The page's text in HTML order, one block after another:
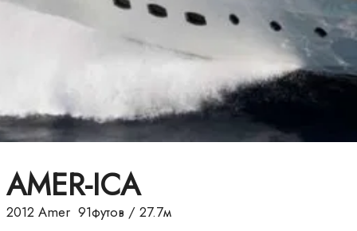
AMER-ICA
2012 Amer 91футов / 27.7м